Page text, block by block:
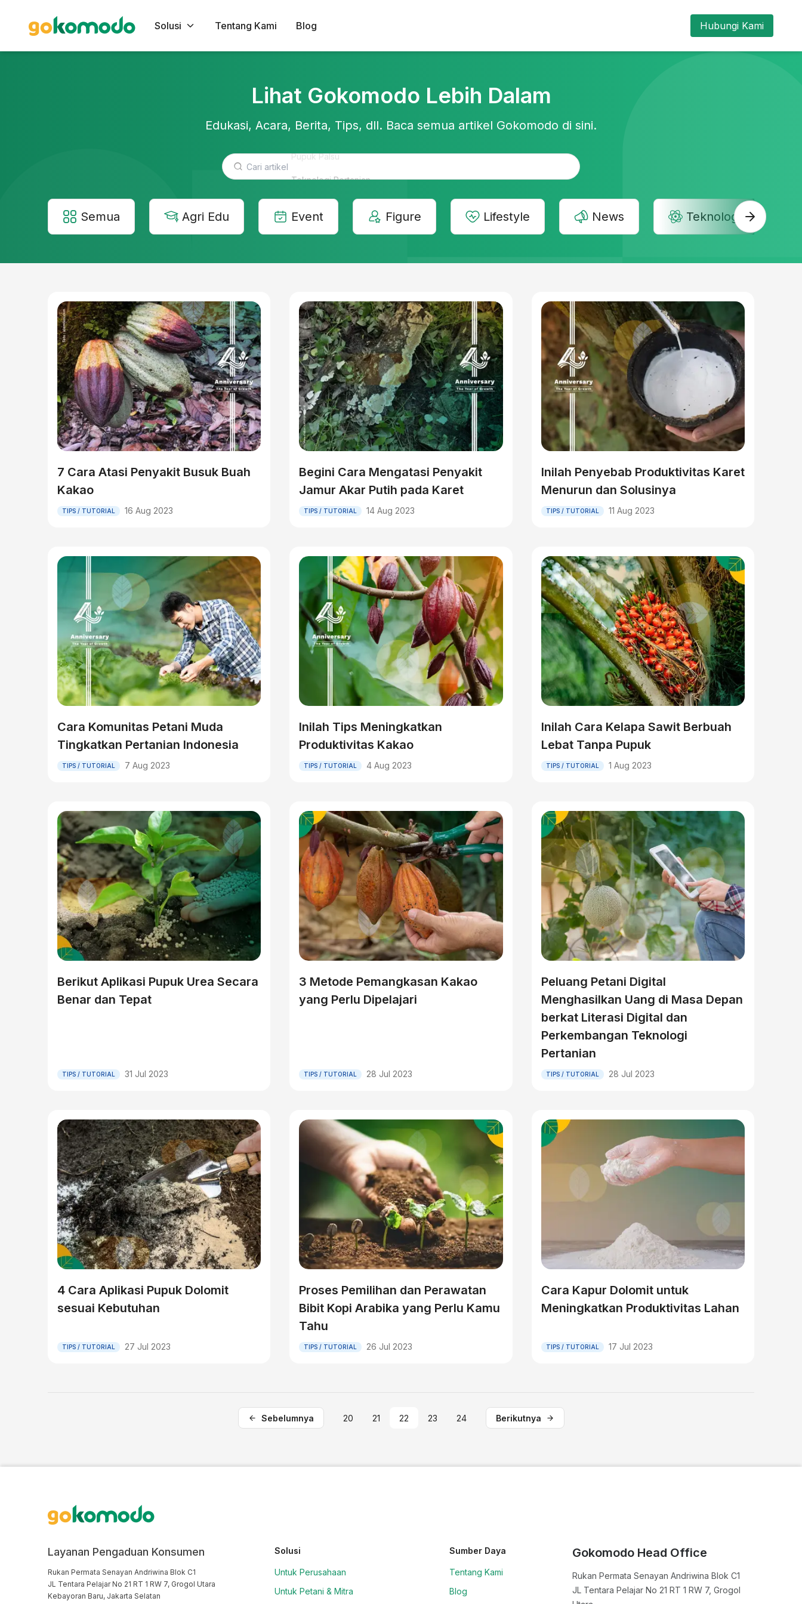
Solusi Tentang Kami Blog Hubungi Kami
Lihat Gokomodo Lebih Dalam
Edukasi, Acara, Berita, Tips, dll. Baca semua artikel Gokomodo di sini.
Semua Agri Edu Event Figure Lifestyle News Teknologi
7 Cara Atasi Penyakit Busuk Buah
Kakao
TIPS / TUTORIAL 16 Aug 2023
Begini Cara Mengatasi Penyakit
Jamur Akar Putih pada Karet
TIPS / TUTORIAL 14 Aug 2023
Inilah Penyebab Produktivitas Karet
Menurun dan Solusinya
TIPS / TUTORIAL 11 Aug 2023
Cara Komunitas Petani Muda
Tingkatkan Pertanian Indonesia
TIPS / TUTORIAL 7 Aug 2023
Inilah Tips Meningkatkan
Produktivitas Kakao
TIPS / TUTORIAL 4 Aug 2023
Inilah Cara Kelapa Sawit Berbuah
Lebat Tanpa Pupuk
TIPS / TUTORIAL 1 Aug 2023
Berikut Aplikasi Pupuk Urea Secara
Benar dan Tepat
TIPS / TUTORIAL 31 Jul 2023
3 Metode Pemangkasan Kakao
yang Perlu Dipelajari
TIPS / TUTORIAL 28 Jul 2023
Peluang Petani Digital
Menghasilkan Uang di Masa Depan
berkat Literasi Digital dan
Perkembangan Teknologi
Pertanian
TIPS / TUTORIAL 28 Jul 2023
4 Cara Aplikasi Pupuk Dolomit
sesuai Kebutuhan
TIPS / TUTORIAL 27 Jul 2023
Proses Pemilihan dan Perawatan
Bibit Kopi Arabika yang Perlu Kamu
Tahu
TIPS / TUTORIAL 26 Jul 2023
Cara Kapur Dolomit untuk
Meningkatkan Produktivitas Lahan
TIPS / TUTORIAL 17 Jul 2023
Sebelumnya 20 21 22 23 24 Berikutnya
Layanan Pengaduan Konsumen
Rukan Permata Senayan Andriwina Blok C1
JL Tentara Pelajar No 21 RT 1 RW 7, Grogol Utara
Kebayoran Baru, Jakarta Selatan
Solusi
Untuk Perusahaan
Untuk Petani & Mitra
Sumber Daya
Tentang Kami
Blog
Gokomodo Head Office
Rukan Permata Senayan Andriwina Blok C1
JL Tentara Pelajar No 21 RT 1 RW 7, Grogol